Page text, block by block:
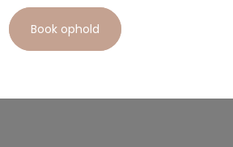
Book ophold